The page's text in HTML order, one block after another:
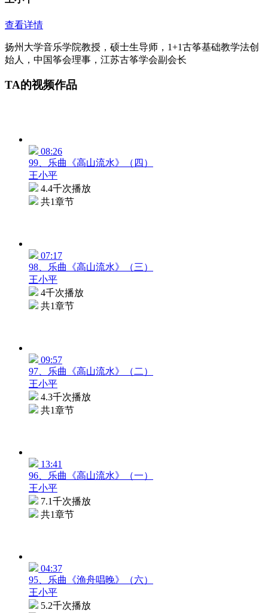
查看详情
扬州大学音乐学院教授，硕士生导师，1+1古筝基础教学法创
始人，中国筝会理事，江苏古筝学会副会长
TA的视频作品
08:26
99、乐曲《高山流水》（四）
王小平
4.4千次播放
共1章节
07:17
98、乐曲《高山流水》（三）
王小平
4千次播放
共1章节
09:57
97、乐曲《高山流水》（二）
王小平
4.3千次播放
共1章节
13:41
96、乐曲《高山流水》（一）
王小平
7.1千次播放
共1章节
04:37
95、乐曲《渔舟唱晚》（六）
王小平
5.2千次播放